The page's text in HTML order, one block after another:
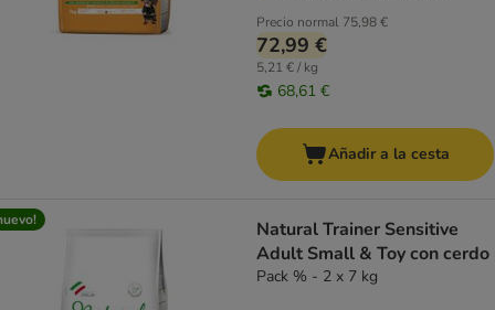
Precio normal 75,98 €
72,99 €
5,21 € / kg
68,61 €
Añadir a la cesta
Natural Trainer Sensitive
Adult Small & Toy con cerdo
Pack % - 2 x 7 kg